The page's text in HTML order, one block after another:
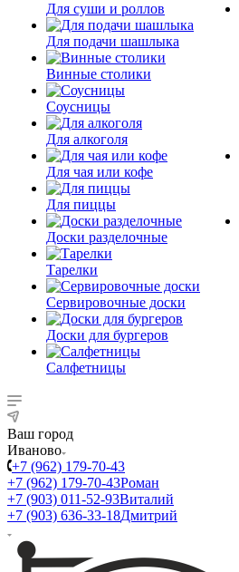
Для суши и роллов
Для подачи шашлыка
Винные столики
Соусницы
Для алкоголя
Для чая или кофе
Для пиццы
Доски разделочные
Тарелки
Сервировочные доски
Доски для бургеров
Салфетницы
Ваш город
Иваново
+7 (962) 179-70-43
+7 (962) 179-70-43Роман
+7 (903) 011-52-93Виталий
+7 (903) 636-33-18Дмитрий